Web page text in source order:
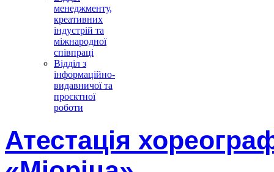
менеджменту,
креативних
індустрій та
міжнародної
співпраці
Відділ з
інформаційно-
видавничої та
проєктної
роботи
Атестація